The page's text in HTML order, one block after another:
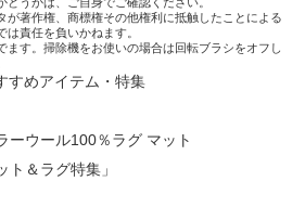
うかは、ご自身でご確認ください。
著作権、商標権その他権利に抵触したことによる
責任を負いかねます。
す。掃除機をお使いの場合は回転ブラシをオフし
すめアイテム・特集